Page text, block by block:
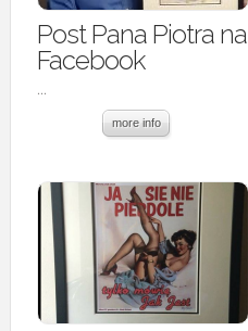
Post Pana Piotra na
Facebook
...
more info